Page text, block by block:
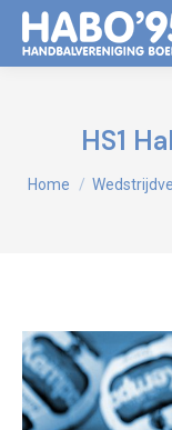
HS1
Je bent hier:
Home